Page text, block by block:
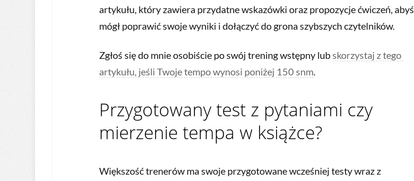
artykułu, który zawiera przydatne wskazówki oraz propozycje ćwiczeń, abyś
mógł poprawić swoje wyniki i dołączyć do grona szybszych czytelników.
Zgłoś się do mnie osobiście po swój trening wstępny lubskorzystaj z tego
artykułu, jeśli Twoje tempo wynosi poniżej 150 snm.
Przygotowany test z pytaniami czy
mierzenie tempa w książce?
Większość trenerów ma swoje przygotowane wcześniej testy wraz z